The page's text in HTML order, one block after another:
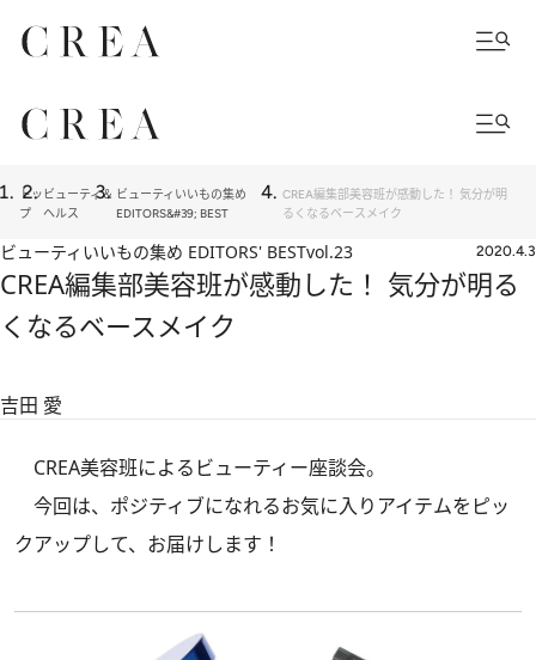
トッ
プ
ビューティ＆
ヘルス
ビューティいいもの集め
EDITORS&#39; BEST
CREA編集部美容班が感動した！ 気分が明
るくなるベースメイク
ビューティいいもの集め EDITORS' BESTvol.23 2020.4.3
CREA編集部美容班が感動した！ 気分が明る
くなるベースメイク
吉田 愛
CREA美容班によるビューティー座談会。
今回は、ポジティブになれるお気に入りアイテムをピッ
クアップして、お届けします！